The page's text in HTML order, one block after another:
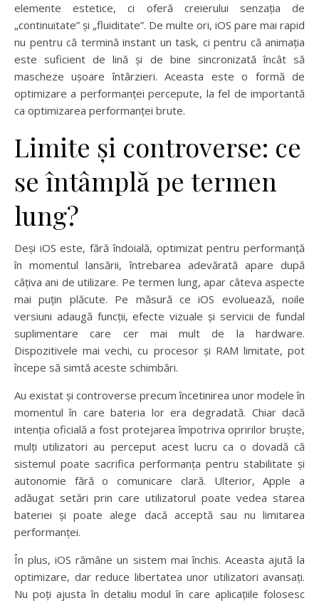
elemente estetice, ci oferă creierului senzația de
„continuitate” și „fluiditate”. De multe ori, iOS pare mai rapid
nu pentru că termină instant un task, ci pentru că animația
este suficient de lină și de bine sincronizată încât să
mascheze ușoare întârzieri. Aceasta este o formă de
optimizare a performanței percepute, la fel de importantă
ca optimizarea performanței brute.
Limite și controverse: ce
se întâmplă pe termen
lung?
Deși iOS este, fără îndoială, optimizat pentru performanță
în momentul lansării, întrebarea adevărată apare după
câțiva ani de utilizare. Pe termen lung, apar câteva aspecte
mai puțin plăcute. Pe măsură ce iOS evoluează, noile
versiuni adaugă funcții, efecte vizuale și servicii de fundal
suplimentare care cer mai mult de la hardware.
Dispozitivele mai vechi, cu procesor și RAM limitate, pot
începe să simtă aceste schimbări.
Au existat și controverse precum încetinirea unor modele în
momentul în care bateria lor era degradată. Chiar dacă
intenția oficială a fost protejarea împotriva opririlor bruște,
mulți utilizatori au perceput acest lucru ca o dovadă că
sistemul poate sacrifica performanța pentru stabilitate și
autonomie fără o comunicare clară. Ulterior, Apple a
adăugat setări prin care utilizatorul poate vedea starea
bateriei și poate alege dacă acceptă sau nu limitarea
performanței.
În plus, iOS rămâne un sistem mai închis. Aceasta ajută la
optimizare, dar reduce libertatea unor utilizatori avansați.
Nu poți ajusta în detaliu modul în care aplicațiile folosesc